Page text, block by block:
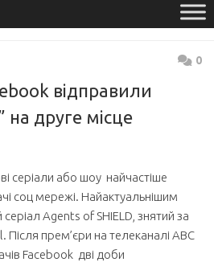
0
відправили
друге місце
серіали або шоу найчастіше
соц мережі. Найактуальнішим
Agents of SHIELD, знятий за
прем’єри на телеканалі ABC
Facebook дві доби